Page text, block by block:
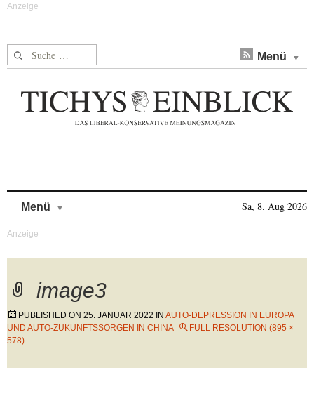
Suche nach: Menü
Menü Sa, 8. Aug 2026
image3
PUBLISHED ON 25. JANUAR 2022 IN AUTO-DEPRESSION IN EUROPA
UND AUTO-ZUKUNFTSSORGEN IN CHINA
FULL RESOLUTION (895 ×
578)